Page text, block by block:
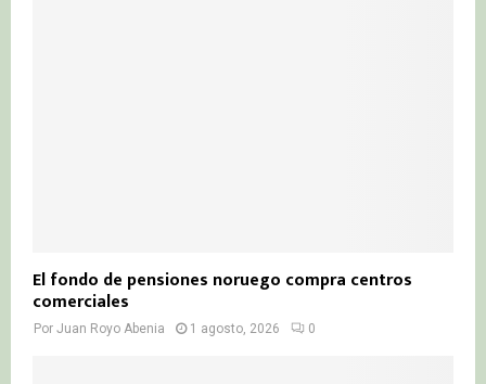
El fondo de pensiones noruego compra centros
comerciales
Por Juan Royo Abenia 1 agosto, 2026 0